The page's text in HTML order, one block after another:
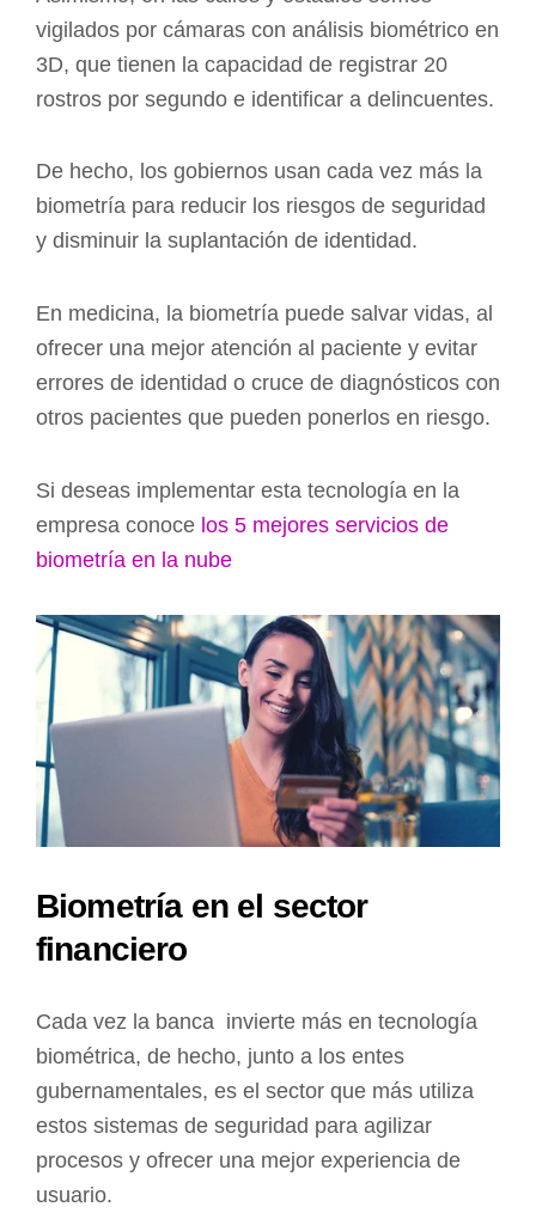
vigilados por cámaras con análisis biométrico en
3D, que tienen la capacidad de registrar 20
rostros por segundo e identificar a delincuentes.
De hecho, los gobiernos usan cada vez más la
biometría para reducir los riesgos de seguridad
y disminuir la suplantación de identidad.
En medicina, la biometría puede salvar vidas, al
ofrecer una mejor atención al paciente y evitar
errores de identidad o cruce de diagnósticos con
otros pacientes que pueden ponerlos en riesgo.
Si deseas implementar esta tecnología en la
empresa conoce los 5 mejores servicios de
biometría en la nube
Biometría en el sector
financiero
Cada vez la banca invierte más en tecnología
biométrica, de hecho, junto a los entes
gubernamentales, es el sector que más utiliza
estos sistemas de seguridad para agilizar
procesos y ofrecer una mejor experiencia de
usuario.